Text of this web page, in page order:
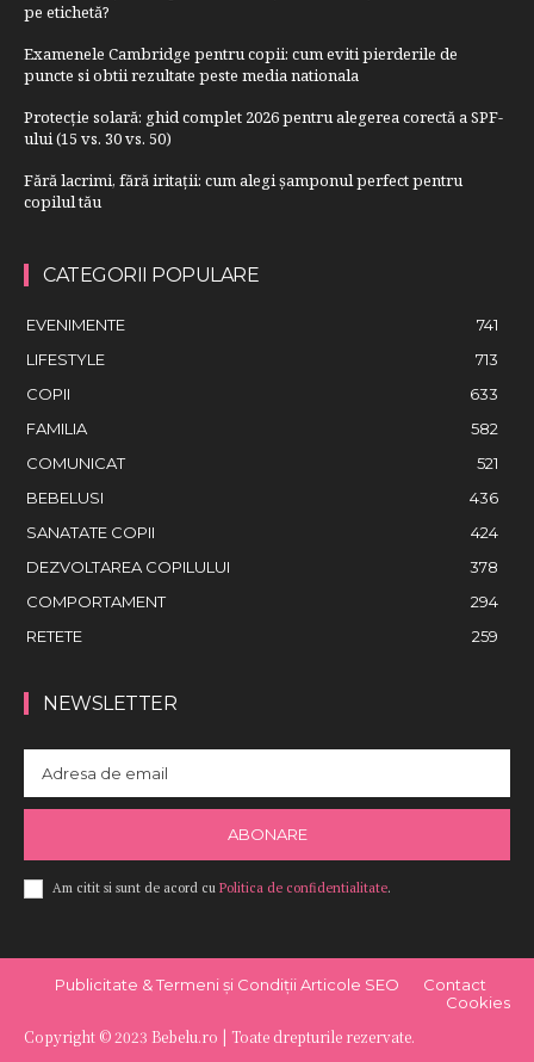
pe etichetă?
Examenele Cambridge pentru copii: cum eviti pierderile de
puncte si obtii rezultate peste media nationala
Protecție solară: ghid complet 2026 pentru alegerea corectă a SPF-
ului (15 vs. 30 vs. 50)
Fără lacrimi, fără iritații: cum alegi șamponul perfect pentru
copilul tău
CATEGORII POPULARE
EVENIMENTE
741
LIFESTYLE
713
COPII
633
FAMILIA
582
COMUNICAT
521
BEBELUSI
436
SANATATE COPII
424
DEZVOLTAREA COPILULUI
378
COMPORTAMENT
294
RETETE
259
NEWSLETTER
ABONARE
Am citit si sunt de acord cu Politica de confidentialitate.
Copyright © 2023 Bebelu.ro | Toate drepturile rezervate.
Publicitate & Termeni și Condiții Articole SEO
Contact
Cookies